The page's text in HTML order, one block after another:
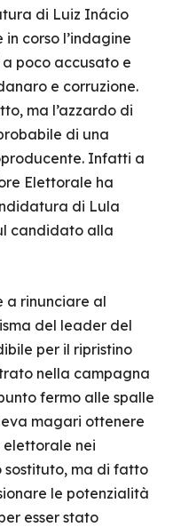
di Luiz Inácio
corso l’indagine
poco accusato e
e corruzione.
ma l’azzardo di
di una
Infatti a
Elettorale ha
di Lula
candidato alla
a rinunciare al
del leader del
per il ripristino
nella campagna
fermo alle spalle
magari ottenere
elettorale nei
sostituto, ma di fatto
le potenzialità
esser stato